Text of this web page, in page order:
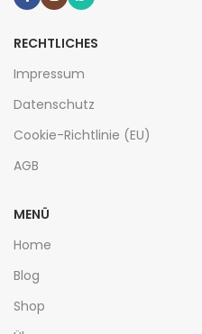
RECHTLICHES
Impressum
Datenschutz
Cookie-Richtlinie (EU)
AGB
MENÜ
Home
Blog
Shop